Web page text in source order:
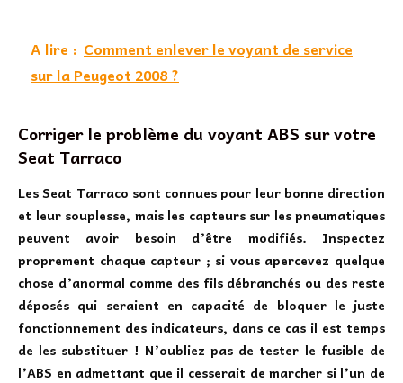
A lire : Comment enlever le voyant de service
sur la Peugeot 2008 ?
Corriger le problème du voyant ABS sur votre
Seat Tarraco
Les Seat Tarraco sont connues pour leur bonne direction
et leur souplesse, mais les capteurs sur les pneumatiques
peuvent avoir besoin d’être modifiés. Inspectez
proprement chaque capteur ; si vous apercevez quelque
chose d’anormal comme des fils débranchés ou des reste
déposés qui seraient en capacité de bloquer le juste
fonctionnement des indicateurs, dans ce cas il est temps
de les substituer ! N’oubliez pas de tester le fusible de
l’ABS en admettant que il cesserait de marcher si l’un de